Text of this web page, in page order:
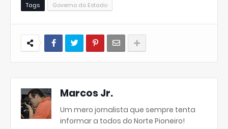
Tags Governo do Estado
Marcos Jr.
Um mero jornalista que sempre tenta
informar a todos do Norte Pioneiro!